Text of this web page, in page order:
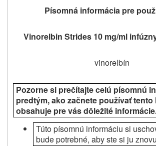
Písomná informácia pre
Vinorelbin Strides 10 mg/ml
vinorelbín
Pozorne si prečítajte celú písomnú
predtým, ako začnete používaťtento
obsahuje pre vás dôležité
Túto písomnú informáciu si
bude potrebné, aby ste si ju